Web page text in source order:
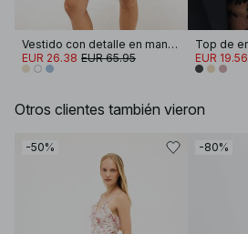
Vestido con detalle en manga
EUR 26.38 EUR 65.95
EUR 19.56
Otros clientes también vieron
-50% -80%